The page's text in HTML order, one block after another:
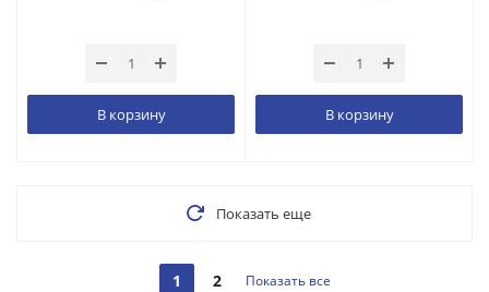
В корзину В корзину
Показать еще
1 2 Показать все